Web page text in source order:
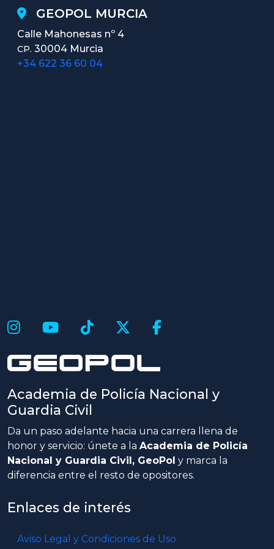
GEOPOL MURCIA
Calle Mahonesas nº 4
CP. 30004 Murcia
+34 622 36 60 04
Academia de Policía Nacional y
Guardia Civil
Da un paso adelante hacia una carrera llena de
honor y servicio: únete a la Academia de Policía
Nacional y Guardia Civil, GeoPol y marca la
diferencia entre el resto de opositores.
Enlaces de interés
Aviso Legal y Condiciones de Uso